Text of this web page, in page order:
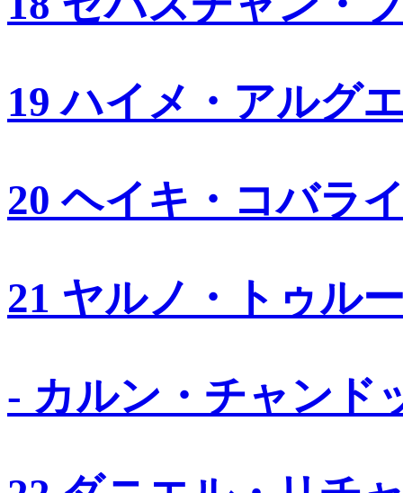
19 ハイメ・アルグ
20 ヘイキ・コバラ
21 ヤルノ・トゥル
- カルン・チャンド